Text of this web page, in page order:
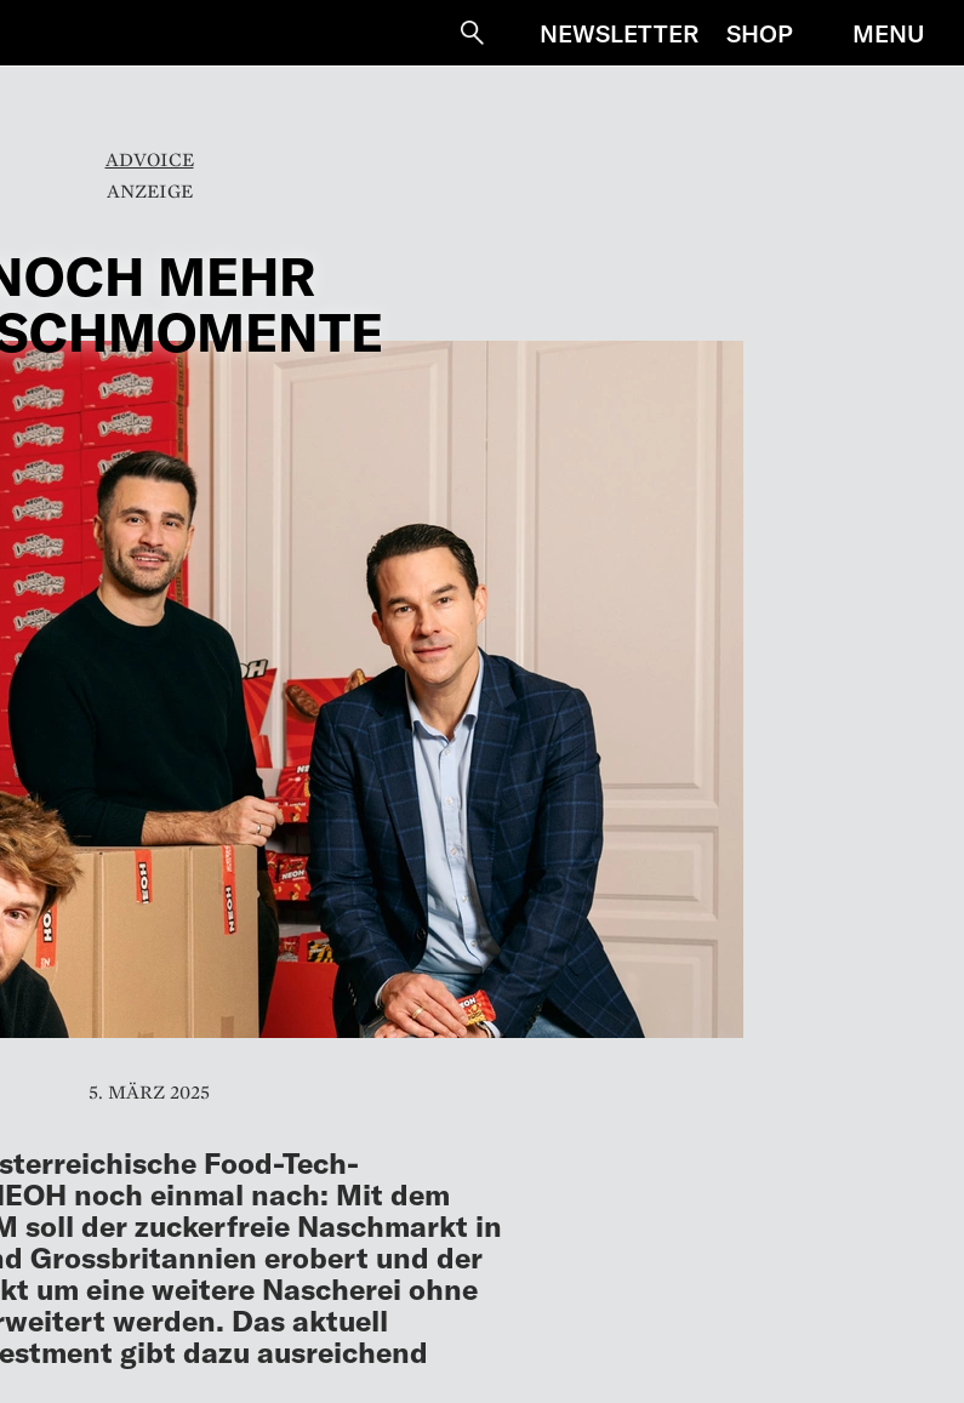
SucheNEWSLETTER SHOP MENU
ADVOICE
MEHR
5. MÄRZ 2025
Food-Tech-
noch einmal nach: Mit dem
soll der zuckerfreie Naschmarkt in
Grossbritannien erobert und der
um eine weitere Nascherei ohne
werden. Das aktuell
gibt dazu ausreichend